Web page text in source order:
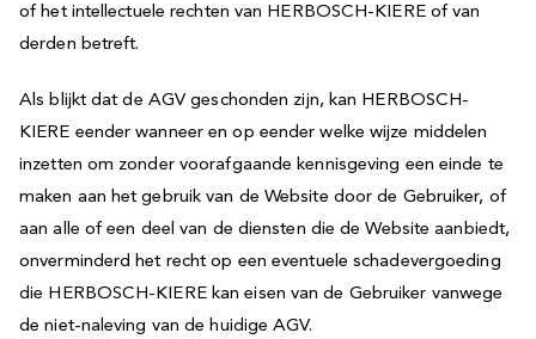
of het intellectuele rechten van HERBOSCH-KIERE of van
derden betreft.
Als blijkt dat de AGV geschonden zijn, kan HERBOSCH-
KIERE eender wanneer en op eender welke wijze middelen
inzetten om zonder voorafgaande kennisgeving een einde te
maken aan het gebruik van de Website door de Gebruiker, of
aan alle of een deel van de diensten die de Website aanbiedt,
onverminderd het recht op een eventuele schadevergoeding
die HERBOSCH-KIERE kan eisen van de Gebruiker vanwege
de niet-naleving van de huidige AGV.